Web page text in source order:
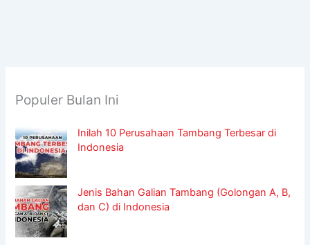
Populer Bulan Ini
Inilah 10 Perusahaan Tambang Terbesar di
Indonesia
Jenis Bahan Galian Tambang (Golongan A, B,
dan C) di Indonesia